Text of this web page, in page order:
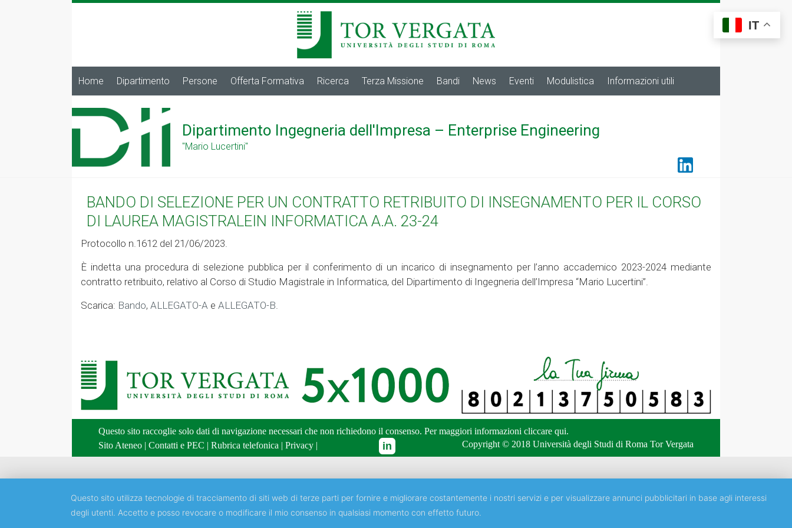
Home Dipartimento Persone Offerta Formativa Ricerca Terza Missione Bandi News Eventi Modulistica Informazioni utili
Dipartimento Ingegneria dell'Impresa – Enterprise Engineering
"Mario Lucertini"
BANDO DI SELEZIONE PER UN CONTRATTO RETRIBUITO DI INSEGNAMENTO PER IL CORSO
DI LAUREA MAGISTRALEIN INFORMATICA A.A. 23-24
Protocollo n.1612 del 21/06/2023.
È indetta una procedura di selezione pubblica per il conferimento di un incarico di insegnamento per l’anno accademico 2023-2024 mediante
contratto retribuito, relativo al Corso di Studio Magistrale in Informatica, del Dipartimento di Ingegneria dell’Impresa “Mario Lucertini”.
Scarica: Bando, ALLEGATO-A e ALLEGATO-B.
Questo sito raccoglie solo dati di navigazione necessari che non richiedono il consenso. Per maggiori informazioni cliccare qui.
Sito Ateneo | Contatti e PEC | Rubrica telefonica | Privacy | Copyright © 2018 Università degli Studi di Roma Tor Vergata
IT
Questo sito utilizza tecnologie di tracciamento di siti web di terze parti per fornire e migliorare costantemente i nostri servizi e per visualizzare annunci pubblicitari in base agli interessi
degli utenti. Accetto e posso revocare o modificare il mio consenso in qualsiasi momento con effetto futuro.